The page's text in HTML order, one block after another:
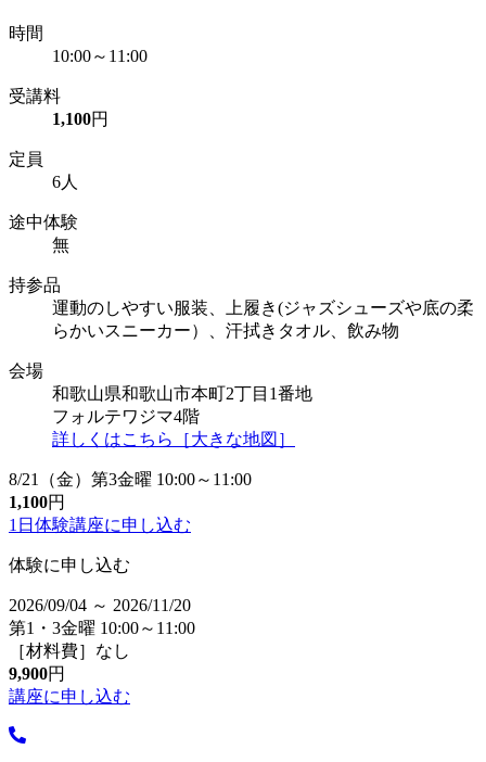
時間
10:00～11:00
受講料
1,100円
定員
6人
途中体験
無
持参品
運動のしやすい服装、上履き(ジャズシューズや底の柔
らかいスニーカー）、汗拭きタオル、飲み物
会場
和歌山県和歌山市本町2丁目1番地
フォルテワジマ4階
詳しくはこちら［大きな地図］
8/21（金）第3金曜 10:00～11:00
1,100円
1日体験講座に申し込む
体験に申し込む
2026/09/04 ～ 2026/11/20
第1・3金曜 10:00～11:00
［材料費］なし
9,900円
講座に申し込む